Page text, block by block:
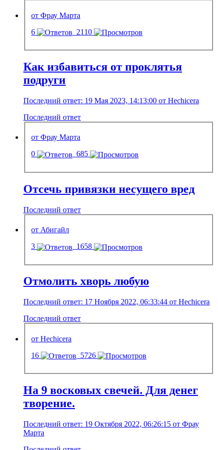
от Фрау Марта
6
2110
Как избавиться от проклятья
подруги
Последний ответ: 19 Мая 2023, 14:13:00 от Hechicera
Последний ответ
от Фрау Марта
0
685
Отсечь привязки несущего вред
Последний ответ
от Абигайл
3
1658
Отмолить хворь любую
Последний ответ: 17 Ноября 2022, 06:33:44 от Hechicera
Последний ответ
от Hechicera
16
5726
На 9 восковых свечей. Для денег
творение.
Последний ответ: 19 Октября 2022, 06:26:15 от Фрау
Марта